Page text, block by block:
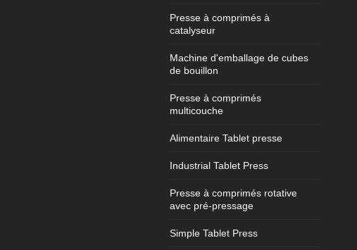
Presse à comprimés à
catalyseur
Machine d'emballage de cubes
de bouillon
Presse à comprimés
multicouche
Alimentaire Tablet presse
Industrial Tablet Press
Presse à comprimés rotative
avec pré-pressage
Simple Tablet Press